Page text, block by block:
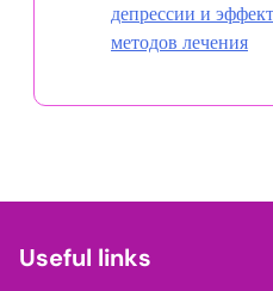
депрессии и
методов лечения
Useful links